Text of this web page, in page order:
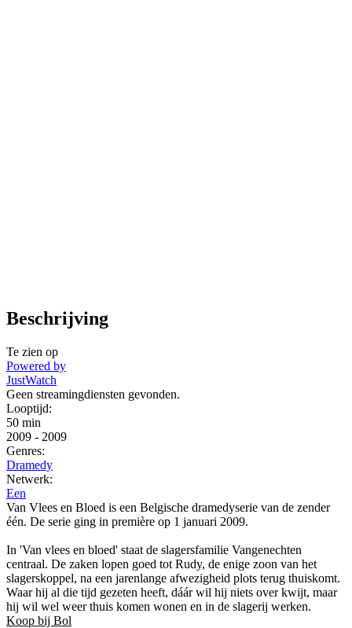
Beschrijving
Te zien op
Powered by
JustWatch
Geen streamingdiensten gevonden.
Looptijd:
50 min
2009 - 2009
Genres:
Dramedy
Netwerk:
Een
Van Vlees en Bloed is een Belgische dramedyserie van de zender
één. De serie ging in première op 1 januari 2009.
In 'Van vlees en bloed' staat de slagersfamilie Vangenechten
centraal. De zaken lopen goed tot Rudy, de enige zoon van het
slagerskoppel, na een jarenlange afwezigheid plots terug thuiskomt.
Waar hij al die tijd gezeten heeft, dáár wil hij niets over kwijt, maar
hij wil wel weer thuis komen wonen en in de slagerij werken.
Koop bij Bol